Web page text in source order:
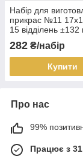
Набір для
прикрас №11
15 відділень ±132
шт.)
282 ₴/набір
Купити
Про нас
99%
Працює з